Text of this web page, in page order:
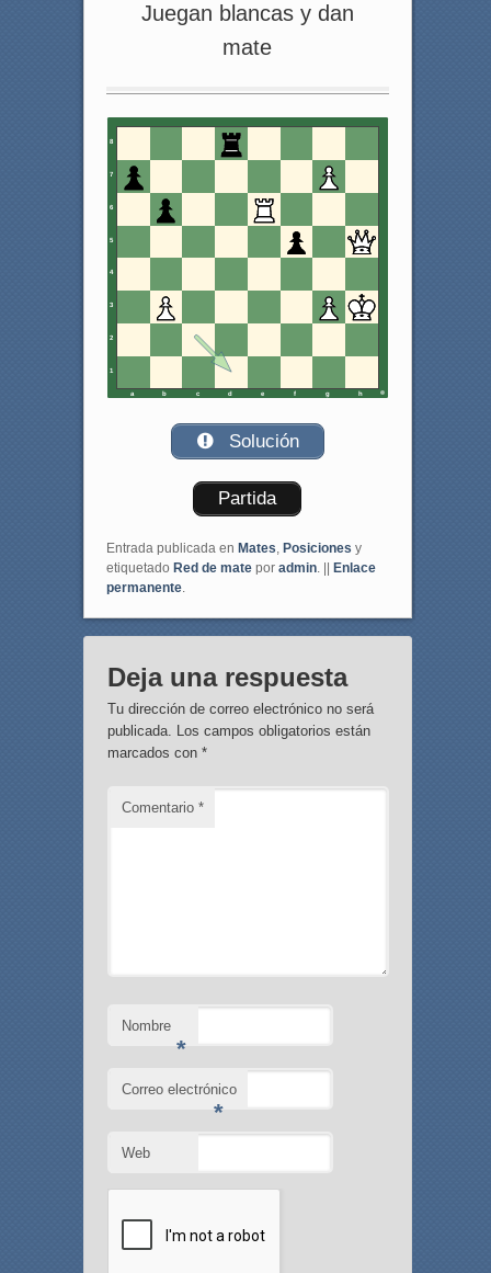
Juegan blancas y dan
mate
8
7
6
5
4
3
2
1
a b c d e f g h
Solución
Partida
Entrada publicada en Mates, Posiciones y
etiquetado Red de matepor admin. ||
Enlace
permanente.
Deja una respuesta
Tu dirección de correo electrónico no será
publicada. Los campos obligatorios están
marcados con *
Comentario *
Nombre
*
Correo electrónico
*
Web